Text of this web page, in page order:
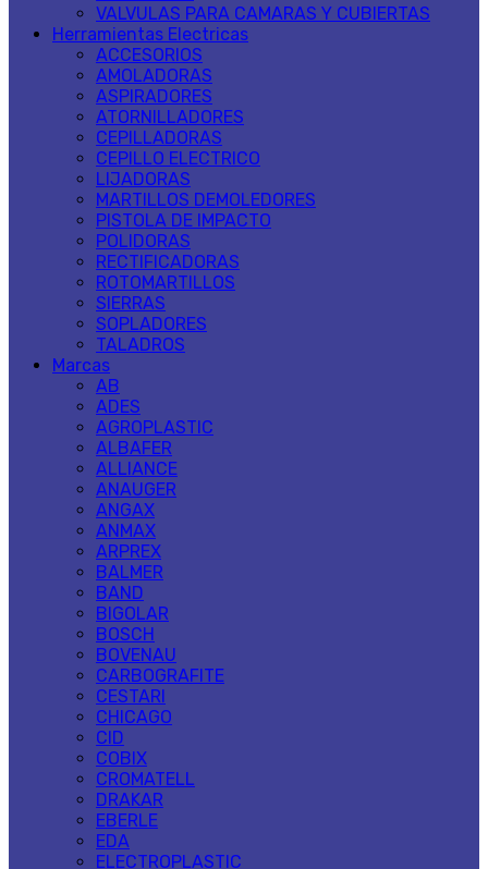
VALVULAS PARA CAMARAS Y CUBIERTAS
Herramientas Electricas
ACCESORIOS
AMOLADORAS
ASPIRADORES
ATORNILLADORES
CEPILLADORAS
CEPILLO ELECTRICO
LIJADORAS
MARTILLOS DEMOLEDORES
PISTOLA DE IMPACTO
POLIDORAS
RECTIFICADORAS
ROTOMARTILLOS
SIERRAS
SOPLADORES
TALADROS
Marcas
AB
ADES
AGROPLASTIC
ALBAFER
ALLIANCE
ANAUGER
ANGAX
ANMAX
ARPREX
BALMER
BAND
BIGOLAR
BOSCH
BOVENAU
CARBOGRAFITE
CESTARI
CHICAGO
CID
COBIX
CROMATELL
DRAKAR
EBERLE
EDA
ELECTROPLASTIC